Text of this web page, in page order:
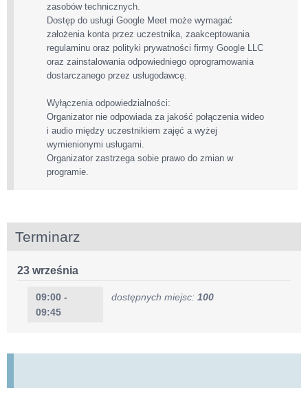
zasobów technicznych.
Dostęp do usługi Google Meet może wymagać
założenia konta przez uczestnika, zaakceptowania
regulaminu oraz polityki prywatności firmy Google LLC
oraz zainstalowania odpowiedniego oprogramowania
dostarczanego przez usługodawcę.
Wyłączenia odpowiedzialności:
Organizator nie odpowiada za jakość połączenia wideo
i audio między uczestnikiem zajęć a wyżej
wymienionymi usługami.
Organizator zastrzega sobie prawo do zmian w
programie.
Terminarz
23 września
09:00 -
09:45
dostępnych miejsc: 100